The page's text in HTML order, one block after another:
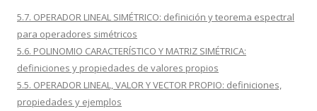
5.7. OPERADOR LINEAL SIMÉTRICO: definición y teorema espectral
para operadores simétricos
5.6. POLINOMIO CARACTERÍSTICO Y MATRIZ SIMÉTRICA:
definiciones y propiedades de valores propios
5.5. OPERADOR LINEAL, VALOR Y VECTOR PROPIO: definiciones,
propiedades y ejemplos